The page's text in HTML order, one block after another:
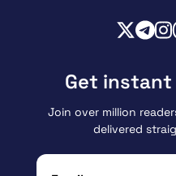
Get
Join over million
delivered